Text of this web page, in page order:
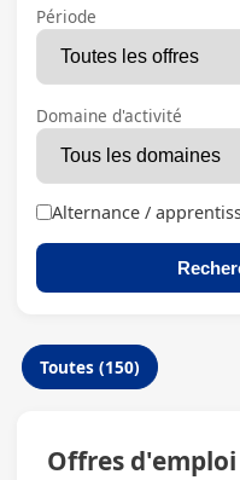
Période
Domaine d'activité
Alternance /
Toutes (150)
Offres d'emploi